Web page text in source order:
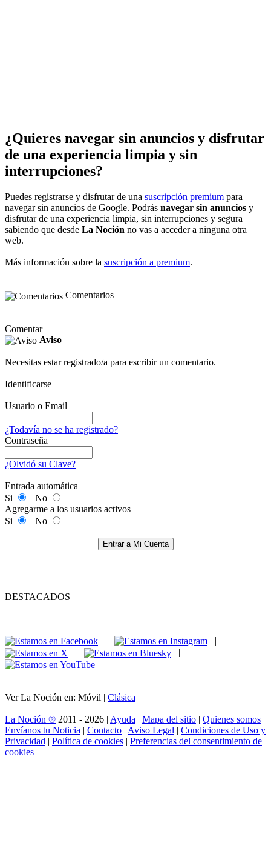
¿Quieres navegar sin anuncios y disfrutar
de una experiencia limpia y sin
interrupciones?
Puedes registrarse y disfrutar de una suscripción premium para
navegar sin anuncios de Google. Podrás navegar sin anuncios y
disfrutar de una experiencia limpia, sin interrupciones y segura
sabiendo que desde La Noción no vas a acceder a ninguna otra
web.
Más información sobre la suscripción a premium.
Comentarios
Comentar
Aviso
Necesitas estar registrado/a para escribir un comentario.
Identificarse
Usuario o Email
¿Todavía no se ha registrado?
Contraseña
¿Olvidó su Clave?
Entrada automática
Si
No
Agregarme a los usuarios activos
Si
No
Entrar a Mi Cuenta
DESTACADOS
|
|
|
|
Ver La Noción en: Móvil | Clásica
La Noción ® 2011 - 2026 | Ayuda | Mapa del sitio | Quienes somos |
Envíanos tu Noticia | Contacto | Aviso Legal | Condiciones de Uso y
Privacidad | Política de cookies | Preferencias del consentimiento de
cookies